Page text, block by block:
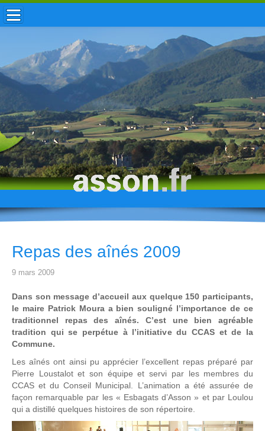
ACCUEIL / INFOS
MUNICIPALITÉ
VIE LOCALE
ENFANCE
TOURISME
HISTOIRE
Repas des aînés 2009
9 mars 2009
Dans son message d’accueil aux quelque 150 participants,
le maire Patrick Moura a bien souligné l’importance de ce
traditionnel repas des aînés. C’est une bien agréable
tradition qui se perpétue à l’initiative du CCAS et de la
Commune.
Les aînés ont ainsi pu apprécier l’excellent repas préparé par
Pierre Loustalot et son équipe et servi par les membres du
CCAS et du Conseil Municipal. L’animation a été assurée de
façon remarquable par les « Esbagats d’Asson » et par Loulou
qui a distillé quelques histoires de son répertoire.